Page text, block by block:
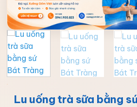
Lu uống trà sữa bằng